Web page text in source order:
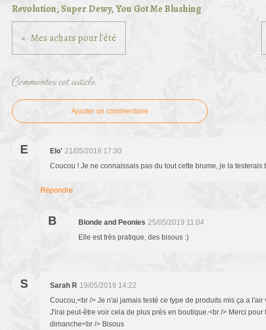
Revolution, Super Dewy, You Got Me Blushing
Mes achats pour l'été
Commenter cet article
Ajouter un commentaire
E Elo' 21/05/2019 17:30
Coucou ! Je ne connaissais pas du tout cette brume, je la testerais
Répondre
B Blonde and Peonies 25/05/2019 11:04
Elle est très pratique, des bisous :)
S Sarah R 19/05/2019 14:22
Coucou,<br /> Je n'ai jamais testé ce type de produits mis ça a
J'irai peut-être voir cela de plus près en boutique.<br /> Merci pour
dimanche<br /> Bisous